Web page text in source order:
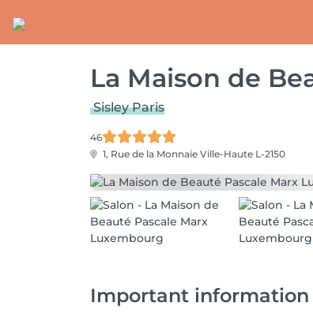
La Maison de
Sisley Paris
46
1, Rue de la Monnaie Ville-Haute L-2150
Important information